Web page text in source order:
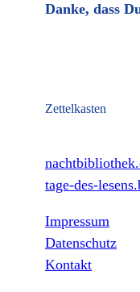
Danke, dass
Zettelkasten
tage-des-
Impressum
Datenschutz
Kontakt